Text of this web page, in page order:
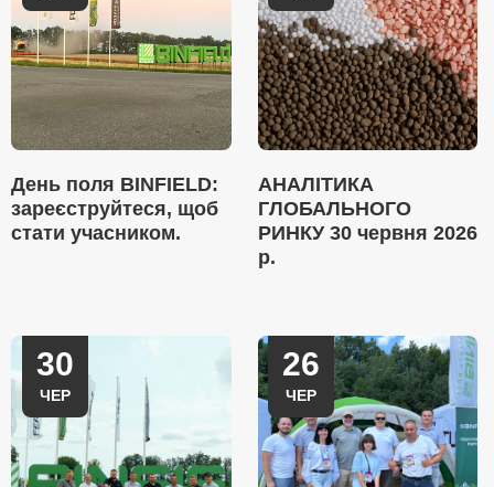
День поля BINFIELD:
зареєструйтеся, щоб
стати учасником.
АНАЛІТИКА
ГЛОБАЛЬНОГО
РИНКУ 30 червня 2026
р.
30
ЧЕР
26
ЧЕР